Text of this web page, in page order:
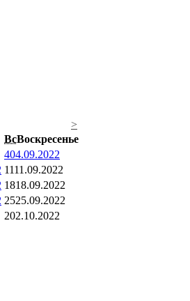
>
ВсВоскресенье
404.09.2022
1111.09.2022
1818.09.2022
2525.09.2022
202.10.2022